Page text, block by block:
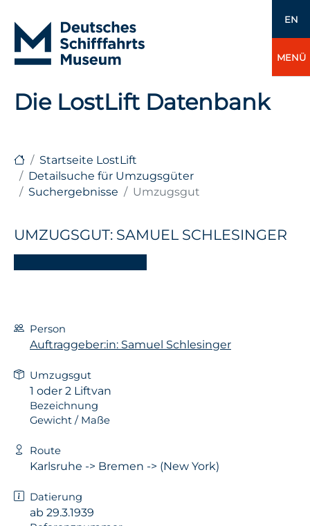
EN
MENÜ
Die LostLift Datenbank
Startseite LostLift
Detailsuche für Umzugsgüter
Suchergebnisse
Umzugsgut
UMZUGSGUT: SAMUEL SCHLESINGER
Person
Auftraggeber:in: Samuel Schlesinger
Umzugsgut
1 oder 2 Liftvan
Bezeichnung
Gewicht / Maße
Route
Karlsruhe -> Bremen -> (New York)
Datierung
ab 29.3.1939